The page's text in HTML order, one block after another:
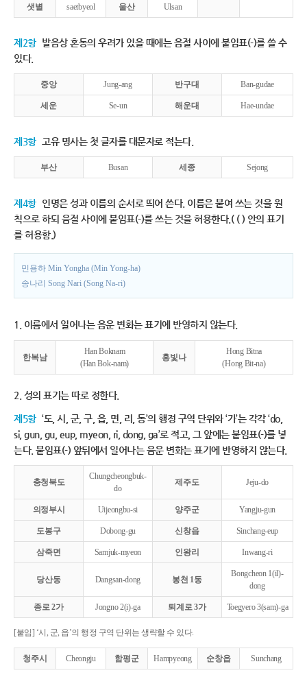
샛별 saetbyeol 울산 Ulsan
제2항 발음상 혼동의 우려가 있을 때에는 음절 사이에 붙임표(-)를 쓸 수
있다.
중앙 Jung-ang 반구대 Ban-gudae
세운 Se-un 해운대 Hae-undae
제3항 고유 명사는 첫 글자를 대문자로 적는다.
부산 Busan 세종 Sejong
제4항 인명은 성과 이름의 순서로 띄어 쓴다. 이름은 붙여 쓰는 것을 원
칙으로 하되 음절 사이에 붙임표(-)를 쓰는 것을 허용한다.( ( ) 안의 표기
를 허용함.)
민용하 Min Yongha (Min Yong-ha)
송나리 Song Nari (Song Na-ri)
1. 이름에서 일어나는 음운 변화는 표기에 반영하지 않는다.
한복남
Han Boknam
(Han Bok-nam)
홍빛나
Hong Bitna
(Hong Bit-na)
2. 성의 표기는 따로 정한다.
제5항 ‘도, 시, 군, 구, 읍, 면, 리, 동’의 행정 구역 단위와 ‘가’는 각각 ‘do,
si, gun, gu, eup, myeon, ri, dong, ga’로 적고, 그 앞에는 붙임표(-)를 넣
는다. 붙임표(-) 앞뒤에서 일어나는 음운 변화는 표기에 반영하지 않는다.
충청북도
Chungcheongbuk-
do
제주도 Jeju-do
의정부시 Uijeongbu-si 양주군 Yangju-gun
도봉구 Dobong-gu 신창읍 Sinchang-eup
삼죽면 Samjuk-myeon 인왕리 Inwang-ri
당산동 Dangsan-dong 봉천 1동
Bongcheon 1(il)-
dong
종로 2가 Jongno 2(i)-ga 퇴계로 3가 Toegyero 3(sam)-ga
[붙임] ‘시, 군, 읍’의 행정 구역 단위는 생략할 수 있다.
청주시 Cheongju 함평군 Hampyeong 순창읍 Sunchang